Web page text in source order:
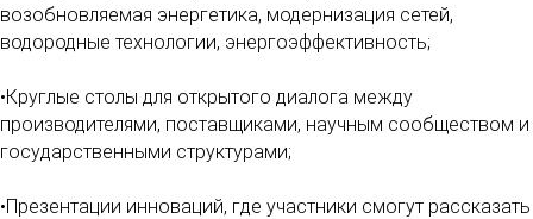
возобновляемая энергетика, модернизация сетей,
водородные технологии, энергоэффективность;
•Круглые столы для открытого диалога между
производителями, поставщиками, научным сообществом и
государственными структурами;
•Презентации инноваций, где участники смогут рассказать